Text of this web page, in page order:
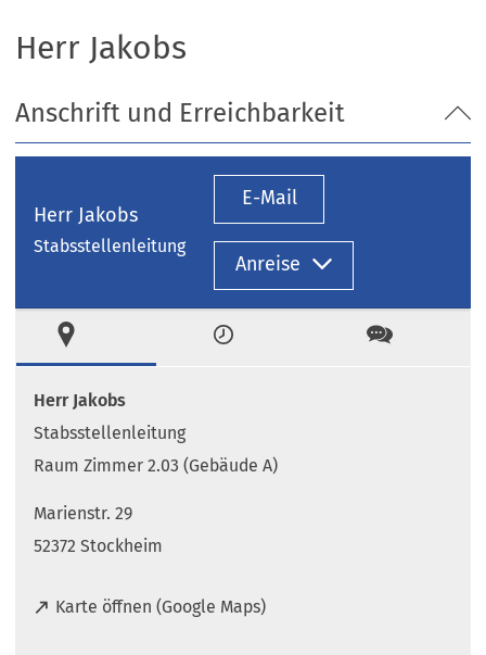
Herr Jakobs
Anschrift und Erreichbarkeit
Herr Jakobs
Stabsstellenleitung
E-Mail
Anreise
Zeiten Kontakt
Herr Jakobs
Stabsstellenleitung
Raum Zimmer 2.03 (Gebäude A)
Marienstr. 29
52372 Stockheim
Karte öffnen (Google Maps)
(